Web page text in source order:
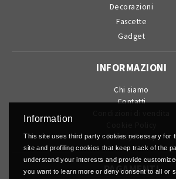
Decorazioni
Fascette
Gadget
INFORMAZIONI
Chi siamo
Contatti
Privacy Policy
PAGAMENTI
Information
This site uses third party cookies necessary for
site and profiling cookies that keep track of the
understand your interests and provide
you want to learn more or deny consent to all or